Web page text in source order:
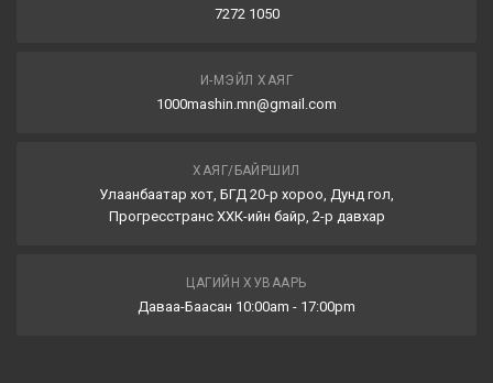
7272 1050
И-МЭЙЛ ХАЯГ
1000mashin.mn@gmail.com
ХАЯГ/БАЙРШИЛ
Улаанбаатар хот, БГД 20-р хороо, Дунд гол,
Прогресстранс ХХК-ийн байр, 2-р давхар
ЦАГИЙН ХУВААРЬ
Даваа-Баасан 10:00am - 17:00pm